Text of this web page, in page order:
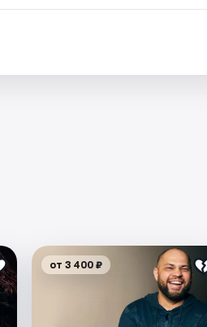
от 3 400 ₽